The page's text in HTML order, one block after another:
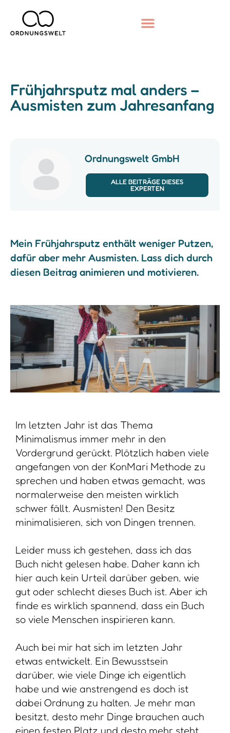
Frühjahrsputz mal anders –
Ausmisten zum Jahresanfang
Ordnungswelt GmbH
ALLE BEITRÄGE DIESES
EXPERTEN
Mein Frühjahrsputz enthält weniger Putzen,
dafür aber mehr Ausmisten. Lass dich durch
diesen Beitrag animieren und motivieren.
Im letzten Jahr ist das Thema
Minimalismus immer mehr in den
Vordergrund gerückt. Plötzlich haben viele
angefangen von der KonMari Methode zu
sprechen und haben etwas gemacht, was
normalerweise den meisten wirklich
schwer fällt. Ausmisten! Den Besitz
minimalisieren, sich von Dingen trennen.
Leider muss ich gestehen, dass ich das
Buch nicht gelesen habe. Daher kann ich
hier auch kein Urteil darüber geben, wie
gut oder schlecht dieses Buch ist. Aber ich
finde es wirklich spannend, dass ein Buch
so viele Menschen inspirieren kann.
Auch bei mir hat sich im letzten Jahr
etwas entwickelt. Ein Bewusstsein
darüber, wie viele Dinge ich eigentlich
habe und wie anstrengend es doch ist
dabei Ordnung zu halten. Je mehr man
besitzt, desto mehr Dinge brauchen auch